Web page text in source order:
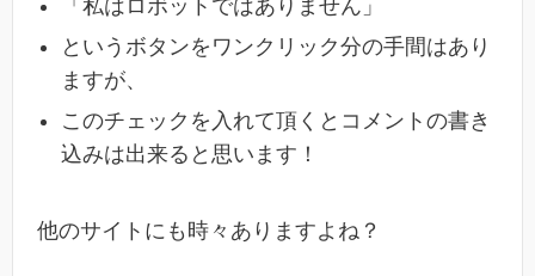
「私はロボットではありません」
というボタンをワンクリック分の手間はあり
ますが、
このチェックを入れて頂くとコメントの書き
込みは出来ると思います！
他のサイトにも時々ありますよね？